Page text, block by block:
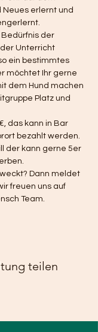
Neues erlernt und
Bedürfnis der
Unterricht
ein bestimmtes
möchtet Ihr gerne
dem Hund machen
Platz und
das kann in Bar
bezahlt werden.
der kann gerne 5er
Dann meldet
freuen uns auf
Team.
teilen